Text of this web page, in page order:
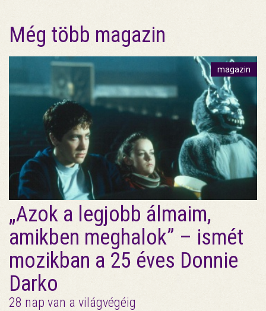
Még több magazin
magazin
„Azok a legjobb álmaim,
amikben meghalok” – ismét
mozikban a 25 éves Donnie
Darko
28 nap van a világvégéig